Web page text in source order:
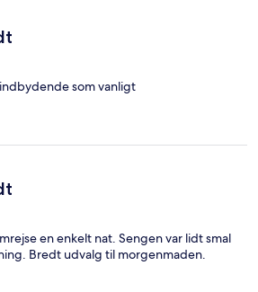
som vanligt
en enkelt nat. Sengen var lidt smal
Bredt udvalg til morgenmaden.